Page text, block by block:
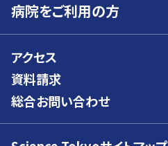
病院をご利用の方
アクセス
資料請求
総合お問い合わせ